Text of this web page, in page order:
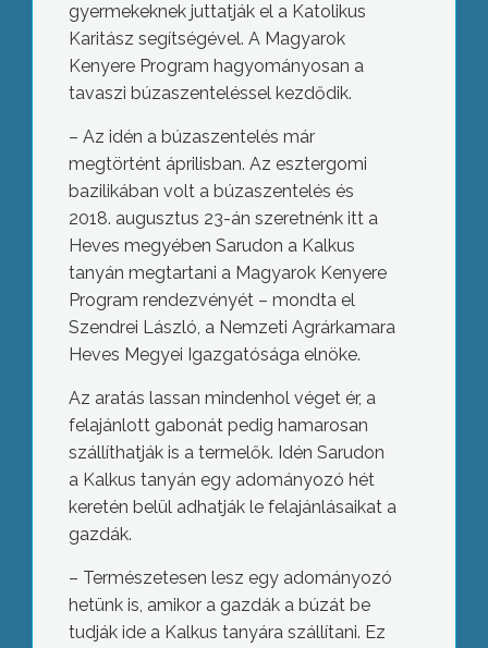
gyermekeknek juttatják el a Katolikus
Karitász segítségével. A Magyarok
Kenyere Program hagyományosan a
tavaszi búzaszenteléssel kezdődik.
– Az idén a búzaszentelés már
megtörtént áprilisban. Az esztergomi
bazilikában volt a búzaszentelés és
2018. augusztus 23-án szeretnénk itt a
Heves megyében Sarudon a Kalkus
tanyán megtartani a Magyarok Kenyere
Program rendezvényét – mondta el
Szendrei László, a Nemzeti Agrárkamara
Heves Megyei Igazgatósága elnöke.
Az aratás lassan mindenhol véget ér, a
felajánlott gabonát pedig hamarosan
szállíthatják is a termelők. Idén Sarudon
a Kalkus tanyán egy adományozó hét
keretén belül adhatják le felajánlásaikat a
gazdák.
– Természetesen lesz egy adományozó
hetünk is, amikor a gazdák a búzát be
tudják ide a Kalkus tanyára szállítani. Ez